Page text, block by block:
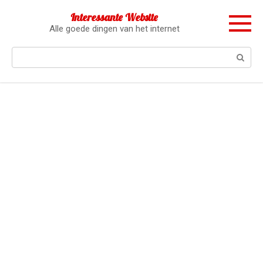
Interessante Website
Alle goede dingen van het internet